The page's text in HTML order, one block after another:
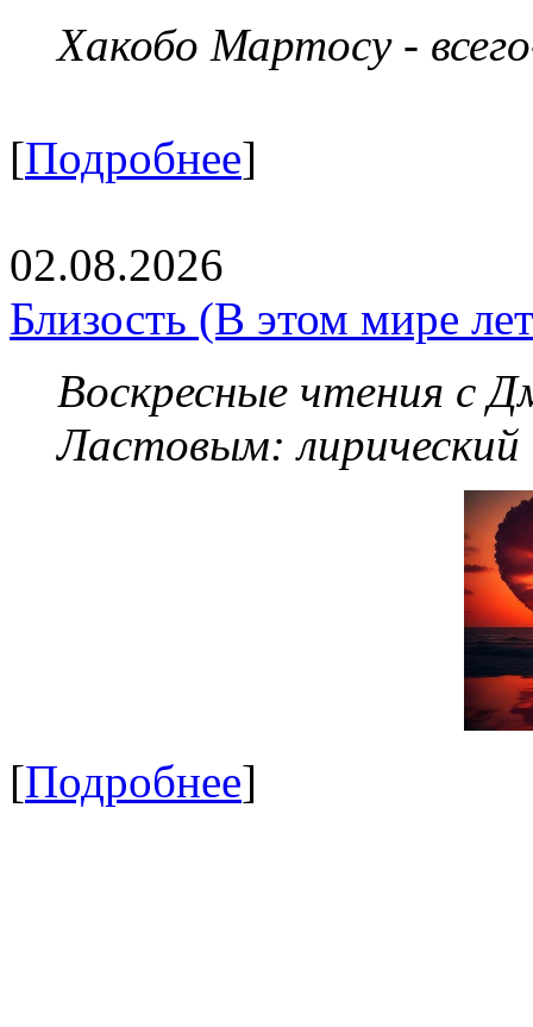
Хакобо Мартосу -
[Подробнее]
02.08.2026
Близость (В этом мире
Воскресные чтения с
Ластовым:
[Подробнее]